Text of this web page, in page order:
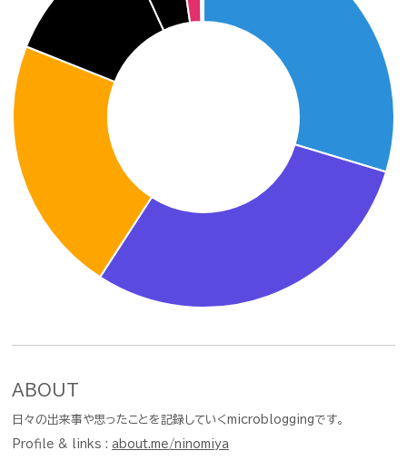
ABOUT
日々の出来事や思ったことを記録していくmicrobloggingです。
Profile & links : about.me/ninomiya